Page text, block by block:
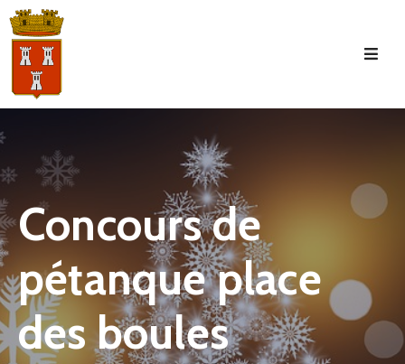
Accueil
Tourisme
Manifestations
Municipale
Services
Concours de
pétanque place
des boules